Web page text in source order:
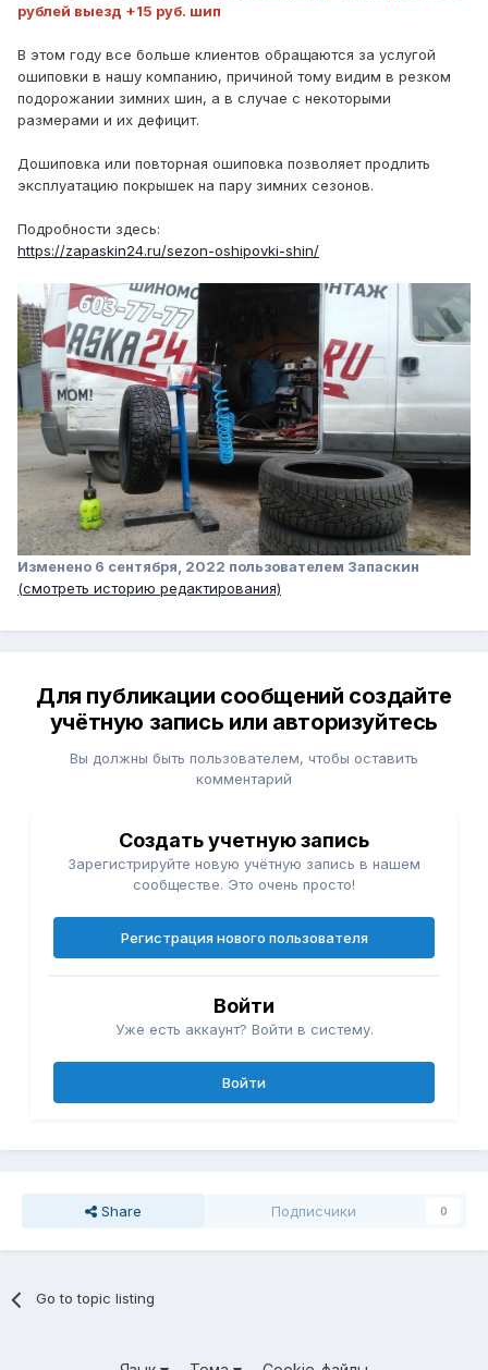
рублей выезд +15 руб. шип
В этом году все больше клиентов обращаются за услугой
ошиповки в нашу компанию, причиной тому видим в резком
подорожании зимних шин, а в случае с некоторыми
размерами и их дефицит.
Дошиповка или повторная ошиповка позволяет продлить
эксплуатацию покрышек на пару зимних сезонов.
Подробности здесь:
https://zapaskin24.ru/sezon-oshipovki-shin/
Изменено 6 сентября, 2022 пользователем Запаскин
(смотреть историю редактирования)
Для публикации сообщений создайте
учётную запись или авторизуйтесь
Вы должны быть пользователем, чтобы оставить
комментарий
Создать учетную запись
Зарегистрируйте новую учётную запись в нашем
сообществе. Это очень просто!
Регистрация нового пользователя
Войти
Уже есть аккаунт? Войти в систему.
Войти
Share Подписчики 0
Go to topic listing